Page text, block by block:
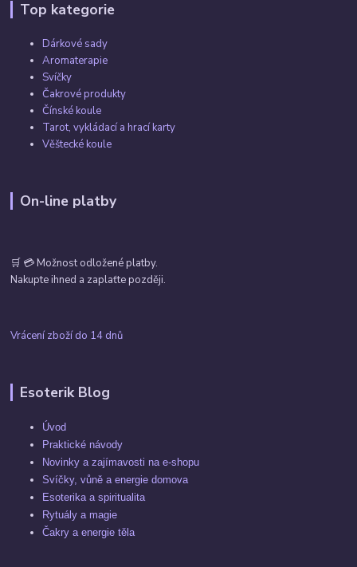
Top kategorie
Dárkové sady
Aromaterapie
Svíčky
Čakrové produkty
Čínské koule
Tarot, vykládací a hrací karty
Věštecké koule
On-line platby
🛒 💳 Možnost odložené platby.
Nakupte ihned a zaplaťte později.
Vrácení zboží do 14 dnů
Esoterik Blog
Úvod
Praktické návody
Novinky a zajímavosti na e-shopu
Svíčky, vůně a energie domova
Esoterika a spiritualita
Rytuály a magie
Čakry a energie těla